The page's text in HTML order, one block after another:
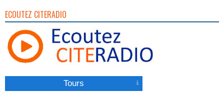
ECOUTEZ CITERADIO
Tours